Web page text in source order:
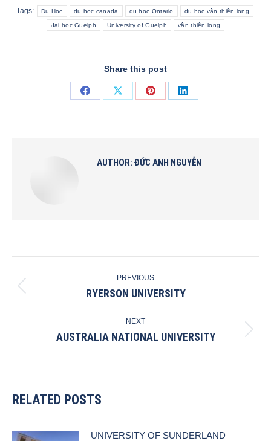
Tags: Du Học du học canada du học Ontario du học vân thiên long
đại học Guelph University of Guelph vân thiên long
Share this post
Share
Share
Share
Share
AUTHOR: ĐỨC ANH NGUYỄN
NAVIGATION
PREVIOUS
Previous
RYERSON UNIVERSITY
NEXT
Next
AUSTRALIA NATIONAL UNIVERSITY
RELATED POSTS
UNIVERSITY OF SUNDERLAND